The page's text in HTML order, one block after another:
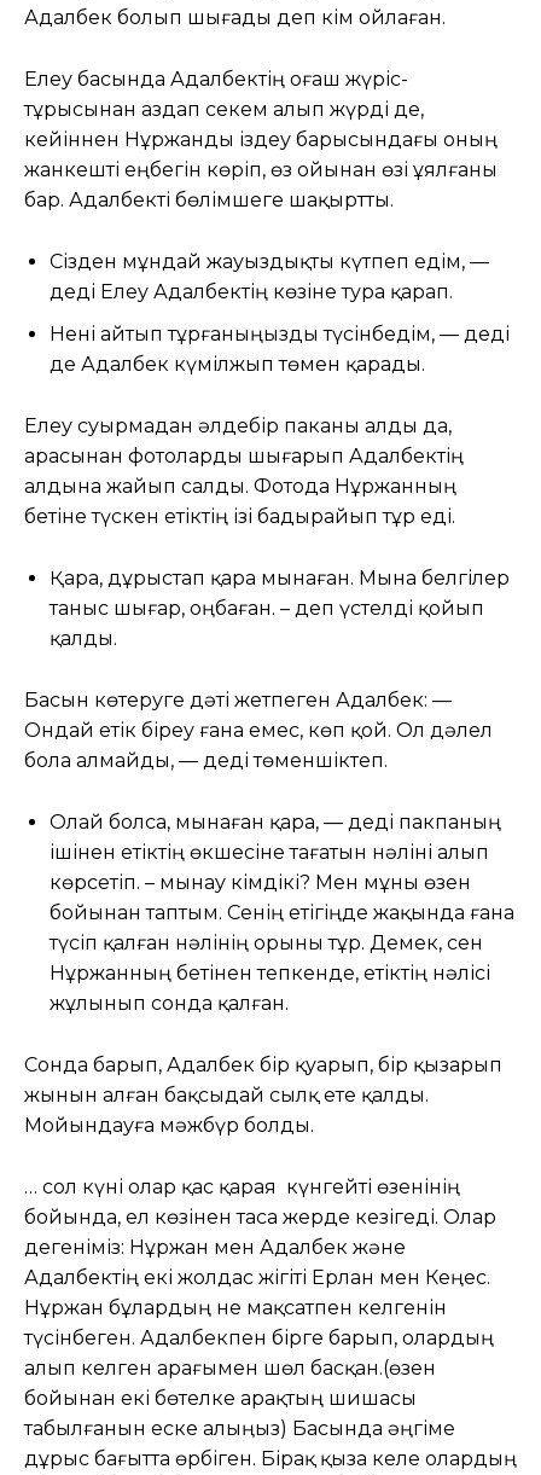
Адалбек болып шығады деп кім ойлаған.
Елеу басында Адалбектің оғаш жүріс-
тұрысынан аздап секем алып жүрді де,
кейіннен Нұржанды іздеу барысындағы оның
жанкешті еңбегін көріп, өз ойынан өзі ұялғаны
бар. Адалбекті бөлімшеге шақыртты.
Сізден мұндай жауыздықты күтпеп едім, —
деді Елеу Адалбектің көзіне тура қарап.
Нені айтып тұрғаныңызды түсінбедім, — деді
де Адалбек күмілжып төмен қарады.
Елеу суырмадан әлдебір паканы алды да,
арасынан фотоларды шығарып Адалбектің
алдына жайып салды. Фотода Нұржанның
бетіне түскен етіктің ізі бадырайып тұр еді.
Қара, дұрыстап қара мынаған. Мына белгілер
таныс шығар, оңбаған. – деп үстелді қойып
қалды.
Басын көтеруге дәті жетпеген Адалбек: —
Ондай етік біреу ғана емес, көп қой. Ол дәлел
бола алмайды, — деді төменшіктеп.
Олай болса, мынаған қара, — деді пакпаның
ішінен етіктің өкшесіне тағатын нәліні алып
көрсетіп. – мынау кімдікі? Мен мұны өзен
бойынан таптым. Сенің етігіңде жақында ғана
түсіп қалған нәлінің орыны тұр. Демек, сен
Нұржанның бетінен тепкенде, етіктің нәлісі
жұлынып сонда қалған.
Сонда барып, Адалбек бір қуарып, бір қызарып
жынын алған бақсыдай сылқ ете қалды.
Мойындауға мәжбүр болды.
… сол күні олар қас қарая күнгейті өзенінің
бойында, ел көзінен таса жерде кезігеді. Олар
дегеніміз: Нұржан мен Адалбек және
Адалбектің екі жолдас жігіті Ерлан мен Кеңес.
Нұржан бұлардың не мақсатпен келгенін
түсінбеген. Адалбекпен бірге барып, олардың
алып келген арағымен шөл басқан.(өзен
бойынан екі бөтелке арақтың шишасы
табылғанын еске алыңыз) Басында әңгіме
дұрыс бағытта өрбіген. Бірақ қыза келе олардың